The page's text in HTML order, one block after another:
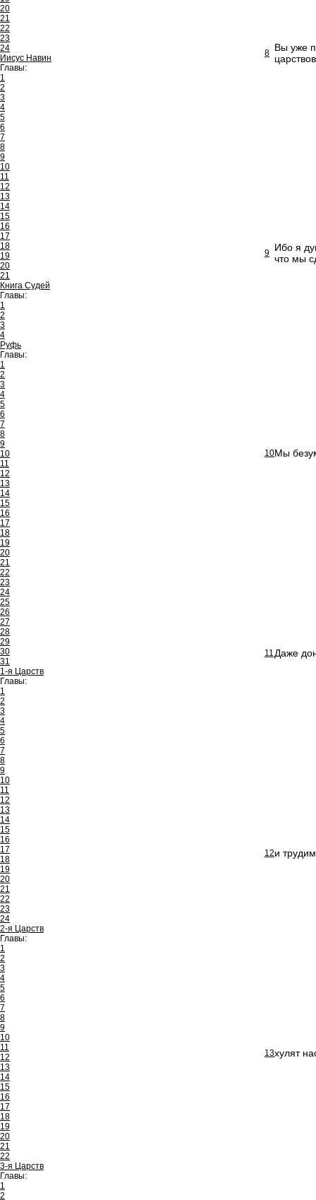
20
21
22
23
24
Иисус Навин
Главы:
1
2
3
4
5
6
7
8
9
10
11
12
13
14
15
16
17
18
19
20
21
Книга Судей
Главы:
1
2
3
4
Руфь
Главы:
1
2
3
4
5
6
7
8
9
10
11
12
13
14
15
16
17
18
19
20
21
22
23
24
25
26
27
28
29
30
31
1-я Царств
Главы:
1
2
3
4
5
6
7
8
9
10
11
12
13
14
15
16
17
18
19
20
21
22
23
24
2-я Царств
Главы:
1
2
3
4
5
6
7
8
9
10
11
12
13
14
15
16
17
18
19
20
21
22
3-я Царств
Главы:
1
2
8 Вы уже
9 Ибо я
что мы
10Мы
11 Даже
12и
13хулят